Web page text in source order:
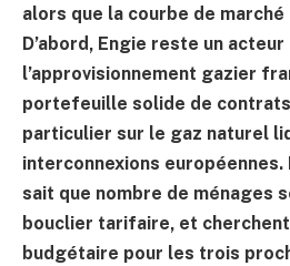
alors que la courbe de marché
D’abord, Engie reste un
l’approvisionnement gazier
portefeuille solide de
particulier sur le gaz naturel
interconnexions européennes.
sait que nombre de ménages
bouclier tarifaire, et
budgétaire pour les trois